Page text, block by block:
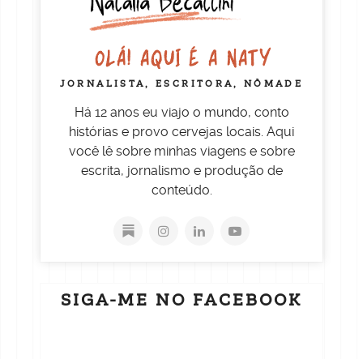
OLÁ! AQUI É A NATY
JORNALISTA, ESCRITORA, NÔMADE
Há 12 anos eu viajo o mundo, conto
histórias e provo cervejas locais. Aqui
você lê sobre minhas viagens e sobre
escrita, jornalismo e produção de
conteúdo.
SIGA-ME NO FACEBOOK